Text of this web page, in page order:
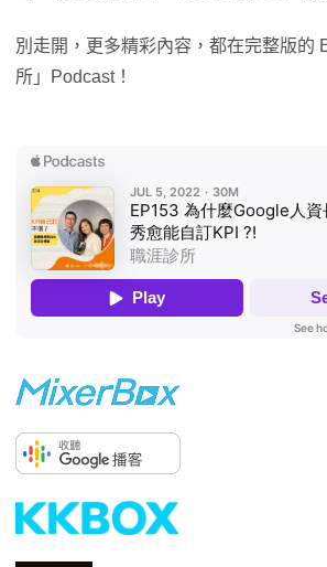
別走開，更多精彩內容，都在完整版的
所」Podcast！